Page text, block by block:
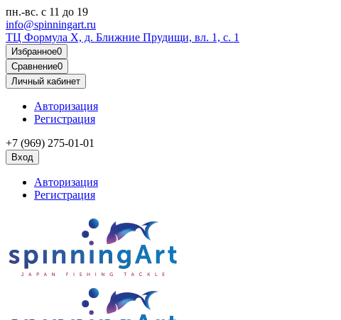
пн.-вс. с 11 до 19
info@spinningart.ru
ТЦ Формула X, д. Ближние Прудищи, вл. 1, с. 1
Избранное0
Сравнение0
Личный кабинет
Авторизация
Регистрация
+7 (969) 275-01-01
Вход
Авторизация
Регистрация